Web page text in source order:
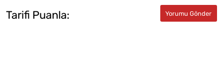
Tarifi Puanla: